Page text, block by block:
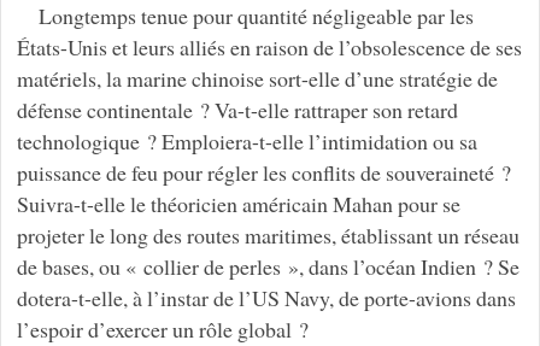
Longtemps tenue pour quantité négligeable par les
États-Unis et leurs alliés en raison de l’obsolescence de ses
matériels, la marine chinoise sort-elle d’une stratégie de
défense continentale ? Va-t-elle rattraper son retard
technologique ? Emploiera-t-elle l’intimidation ou sa
puissance de feu pour régler les conflits de souveraineté ?
Suivra-t-elle le théoricien américain Mahan pour se
projeter le long des routes maritimes, établissant un réseau
de bases, ou « collier de perles », dans l’océan Indien ? Se
dotera-t-elle, à l’instar de l’US Navy, de porte-avions dans
l’espoir d’exercer un rôle global ?